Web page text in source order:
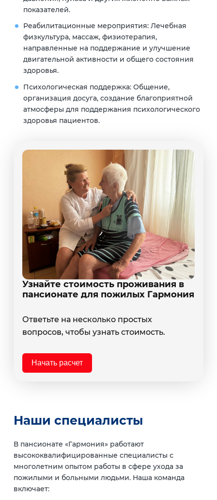
показателей.
Реабилитационные мероприятия:Лечебная
физкультура, массаж, физиотерапия,
направленные на поддержание и улучшение
двигательной активности и общего состояния
здоровья.
Психологическая поддержка:Общение,
организация досуга, создание благоприятной
атмосферы для поддержания психологического
здоровья пациентов.
Узнайте стоимость проживания в
пансионате для пожилых Гармония
Ответьте на несколько простых
вопросов, чтобы узнать стоимость.
Начать расчет
Наши специалисты
В пансионате «Гармония» работают
высококвалифицированные специалисты с
многолетним опытом работы в сфере ухода за
пожилыми и больными людьми. Наша команда
включает: